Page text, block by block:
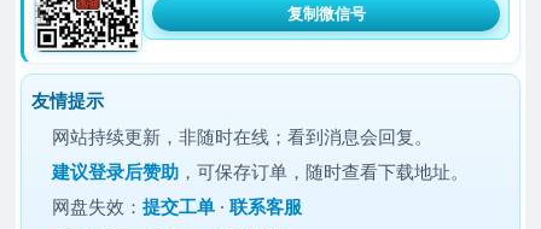
复制微信号
友情提示
网站持续更新，非随时在线；看到消息会回复。
建议登录后赞助 ，可保存订单，随时查看下载地址。
网盘失效：提交工单 ·联系客服